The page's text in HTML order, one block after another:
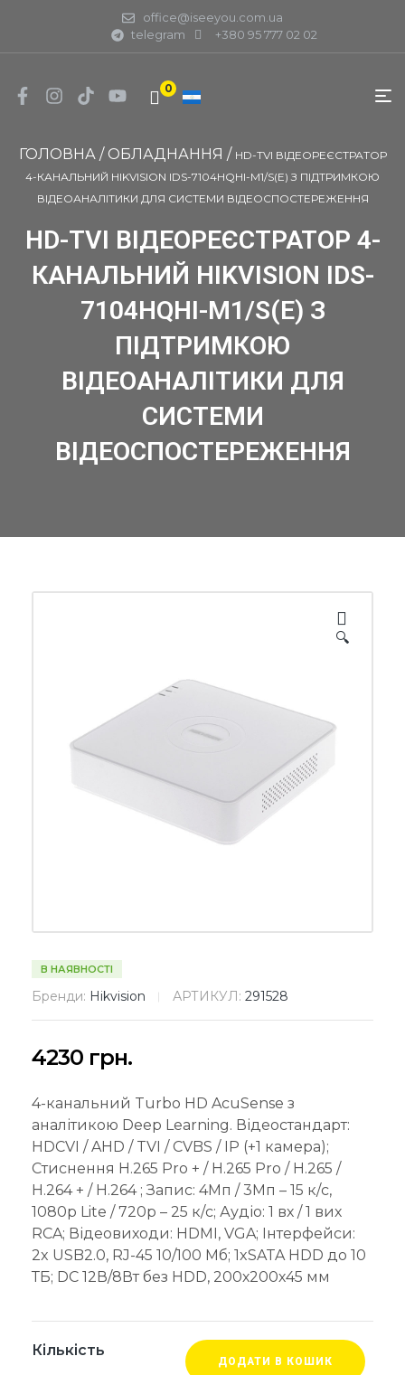
office@iseeyou.com.ua
telegram
+380 95 777 02 02
0
ГОЛОВНА/ ОБЛАДНАННЯ / HD-TVI ВІДЕОРЕЄСТРАТОР
4-КАНАЛЬНИЙ HIKVISION IDS-7104HQHI-M1/S(E) З ПІДТРИМКОЮ
ВІДЕОАНАЛІТИКИ ДЛЯ СИСТЕМИ ВІДЕОСПОСТЕРЕЖЕННЯ
HD-TVI ВІДЕОРЕЄСТРАТОР 4-
КАНАЛЬНИЙ HIKVISION IDS-
7104HQHI-M1/S(E) З
ПІДТРИМКОЮ
ВІДЕОАНАЛІТИКИ ДЛЯ
СИСТЕМИ
ВІДЕОСПОСТЕРЕЖЕННЯ
🔍
В НАЯВНОСТІ
Бренди: Hikvision АРТИКУЛ: 291528
4230 грн.
4-канальний Turbo HD AcuSense з
аналітикою Deep Learning. Відеостандарт:
HDCVI / AHD / TVI / CVBS / IP (+1 камера);
Cтиснення H.265 Pro + / H.265 Pro / H.265 /
H.264 + / H.264 ; Запис: 4Мп / 3Мп – 15 к/с,
1080p Lite / 720р – 25 к/с; Аудіо: 1 вх / 1 вих
RCA; Відеовиходи: HDMI, VGA; Інтерфейси:
2x USB2.0, RJ-45 10/100 Мб; 1xSATA HDD до 10
ТБ; DC 12В/8Вт без HDD, 200х200х45 мм
Кількість
ДОДАТИ В КОШИК